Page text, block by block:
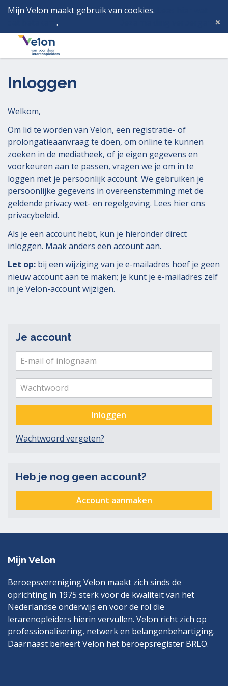
Mijn Velon maakt gebruik van cookies.
.
Menu
Inloggen
Welkom,
Om lid te worden van Velon, een registratie- of
prolongatieaanvraag te doen, om online te kunnen
zoeken in de mediatheek, of je eigen gegevens en
voorkeuren aan te passen, vragen we je om in te
loggen met je persoonlijk account. We gebruiken je
persoonlijke gegevens in overeenstemming met de
geldende privacy wet- en regelgeving. Lees hier ons
privacybeleid.
Als je een account hebt, kun je hieronder direct
inloggen. Maak anders een account aan.
Let op: bij een wijziging van je e-mailadres hoef je geen
nieuw account aan te maken; je kunt je e-mailadres zelf
in je Velon-account wijzigen.
Je account
E-
mail
of
inlognaam
Wachtwoord
Inloggen
Wachtwoord vergeten?
Heb je nog geen account?
Account aanmaken
Mijn Velon
Beroepsvereniging Velon maakt zich sinds de
oprichting in 1975 sterk voor de kwaliteit van het
Nederlandse onderwijs en voor de rol die
lerarenopleiders hierin vervullen. Velon richt zich op
professionalisering, netwerk en belangenbehartiging.
Daarnaast beheert Velon het beroepsregister BRLO.